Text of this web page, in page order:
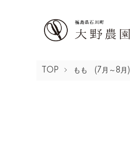
TOP もも (7月～8月)